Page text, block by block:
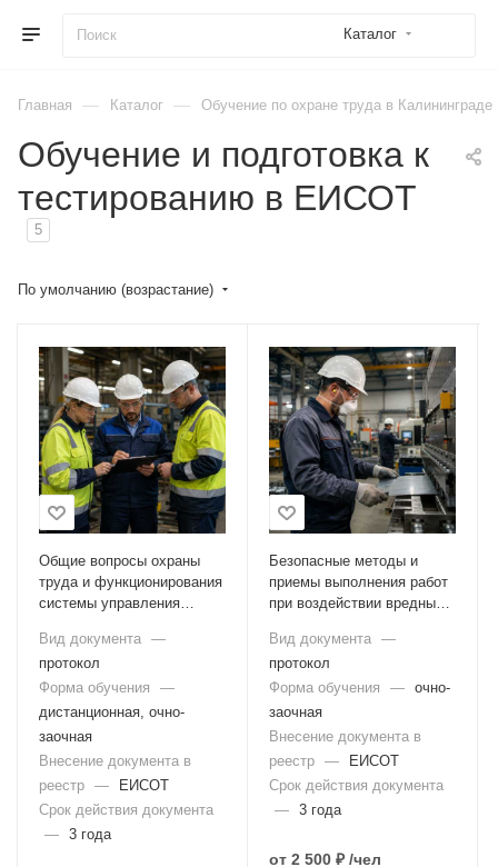
Каталог
Главная — Каталог — Обучение по охране труда в Калининграде
Обучение и подготовка к
тестированию в ЕИСОТ
5
По умолчанию (возрастание)
Общие вопросы охраны
труда и функционирования
системы управления
тестированием в ЕИСОТ)
Вид документа —
протокол
Форма обучения
—
дистанционная, очно-
заочная
Внесение документа в
реестр —
ЕИСОТ
Срок действия документа
— 3 года
Безопасные методы и
приемы выполнения работ
при воздействии вредных и
производственных
факторов, источников
опасности,
идентифицированных в
рамках специальной
оценки условий труда и
оценки профессиональных
рисков (с тестированием в
ЕИСОТ)
Вид документа —
протокол
Форма обучения
— очно-
заочная
Внесение документа в
реестр —
ЕИСОТ
Срок действия документа
— 3 года
от 2 500 ₽ /чел